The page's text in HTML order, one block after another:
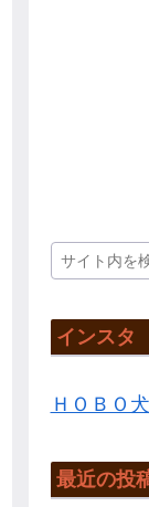
インスタ
ＨＯＢＯ
最近の投